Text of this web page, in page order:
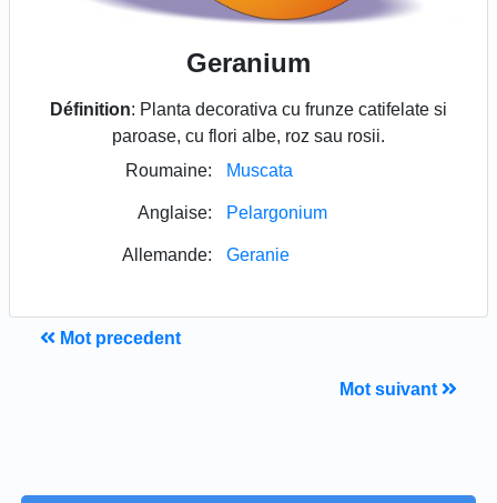
Geranium
Définition: Planta decorativa cu frunze catifelate si
paroase, cu flori albe, roz sau rosii.
Roumaine:
Muscata
Anglaise: Pelargonium
Allemande: Geranie
Mot precedent
Mot suivant